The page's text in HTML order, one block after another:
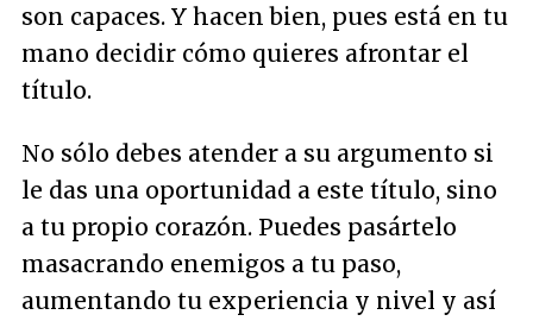
son capaces. Y hacen bien, pues está en tu
mano decidir cómo quieres afrontar el
título.
No sólo debes atender a su argumento si
le das una oportunidad a este título, sino
a tu propio corazón. Puedes pasártelo
masacrando enemigos a tu paso,
aumentando tu experiencia y nivel y así